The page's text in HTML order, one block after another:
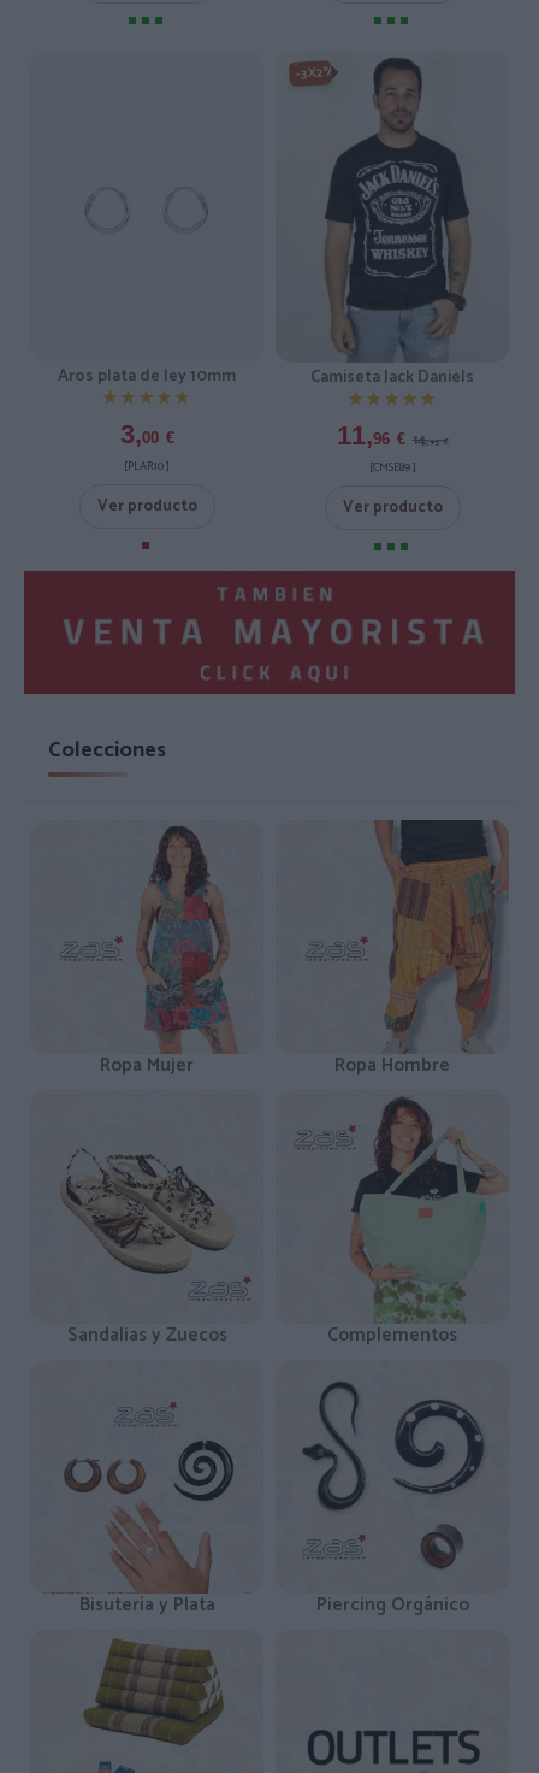
Aros plata de ley 10mm
★★★★★
★★★★★
3,00 €
[PLAR10 ]
Ver producto
-3X2%
Camiseta Jack Daniels
★★★★★
★★★★★
11,96 € 14,95 €
[CMSE89 ]
Ver producto
Colecciones
Ropa Mujer Ropa Hombre
Sandalias y Zuecos Complementos
Bisutería y Plata Piercing Orgánico